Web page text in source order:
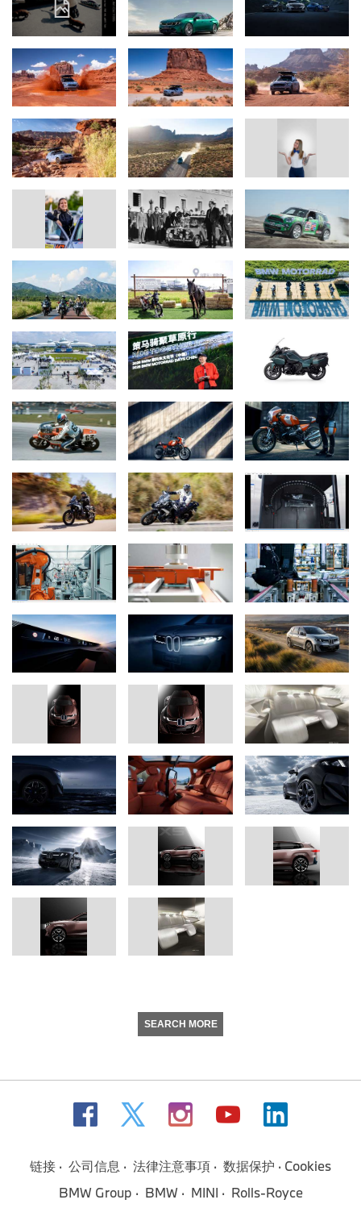
SEARCH MORE
链接 公司信息 法律注意事項 数据保护
Cookies
BMW Group
BMW MINI Rolls-Royce